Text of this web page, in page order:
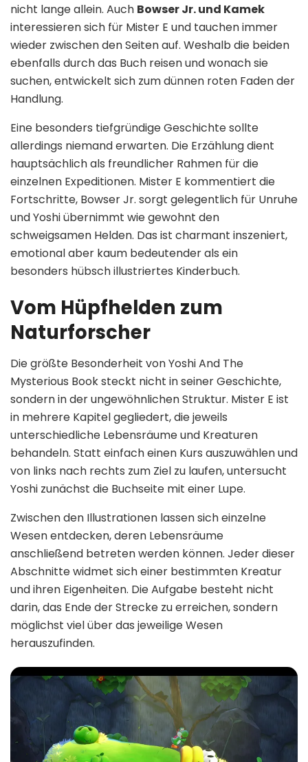
nicht lange allein. Auch Bowser Jr. und Kamek
interessieren sich für Mister E und tauchen immer
wieder zwischen den Seiten auf. Weshalb die beiden
ebenfalls durch das Buch reisen und wonach sie
suchen, entwickelt sich zum dünnen roten Faden der
Handlung.
Eine besonders tiefgründige Geschichte sollte
allerdings niemand erwarten. Die Erzählung dient
hauptsächlich als freundlicher Rahmen für die
einzelnen Expeditionen. Mister E kommentiert die
Fortschritte, Bowser Jr. sorgt gelegentlich für Unruhe
und Yoshi übernimmt wie gewohnt den
schweigsamen Helden. Das ist charmant inszeniert,
emotional aber kaum bedeutender als ein
besonders hübsch illustriertes Kinderbuch.
Vom Hüpfhelden zum
Naturforscher
Die größte Besonderheit von Yoshi And The
Mysterious Book steckt nicht in seiner Geschichte,
sondern in der ungewöhnlichen Struktur. Mister E ist
in mehrere Kapitel gegliedert, die jeweils
unterschiedliche Lebensräume und Kreaturen
behandeln. Statt einfach einen Kurs auszuwählen und
von links nach rechts zum Ziel zu laufen, untersucht
Yoshi zunächst die Buchseite mit einer Lupe.
Zwischen den Illustrationen lassen sich einzelne
Wesen entdecken, deren Lebensräume
anschließend betreten werden können. Jeder dieser
Abschnitte widmet sich einer bestimmten Kreatur
und ihren Eigenheiten. Die Aufgabe besteht nicht
darin, das Ende der Strecke zu erreichen, sondern
möglichst viel über das jeweilige Wesen
herauszufinden.